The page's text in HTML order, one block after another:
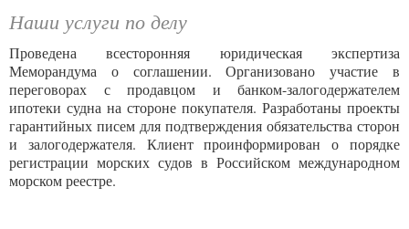
Наши услуги по делу
Проведена всесторонняя юридическая экспертиза
Меморандума о соглашении. Организовано участие в
переговорах с продавцом и банком-залогодержателем
ипотеки судна на стороне покупателя. Разработаны проекты
гарантийных писем для подтверждения обязательства сторон
и залогодержателя. Клиент проинформирован о порядке
регистрации морских судов в Российском международном
морском реестре.